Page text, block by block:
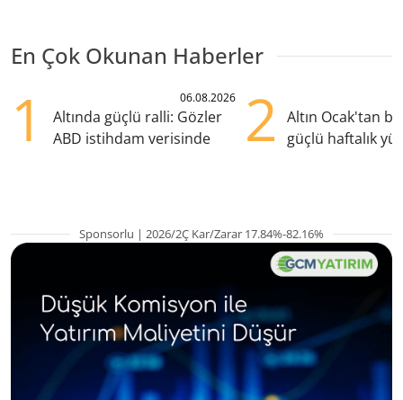
En Çok Okunan Haberler
1 06.08.2026
Altında güçlü ralli: Gözler
ABD istihdam verisinde
2
Altın Ocak'tan
güçlü haftalık
Sponsorlu | 2026/2Ç Kar/Zarar 17.84%-82.16%